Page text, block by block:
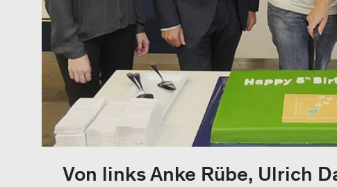
Von links Anke Rübe, Ulrich